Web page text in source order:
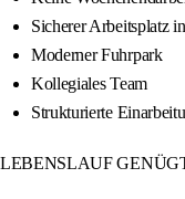
Sicherer Arbeitsplatz
Moderner Fuhrpark
Kollegiales Team
Strukturierte
LEBENSLAUF